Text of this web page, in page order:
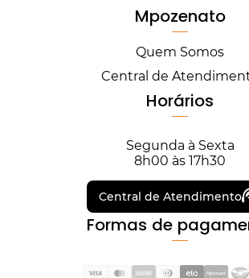
Mpozenato
Quem Somos
Central de
Horários
Segunda à Sexta
8h00 às 17h30
Central de Atendimento
Formas de